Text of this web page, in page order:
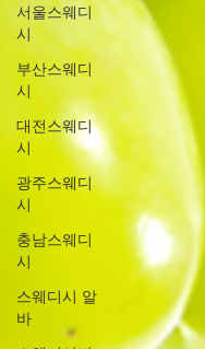
서울스웨디
시
부산스웨디
시
대전스웨디
시
광주스웨디
시
충남스웨디
시
스웨디시 알
바